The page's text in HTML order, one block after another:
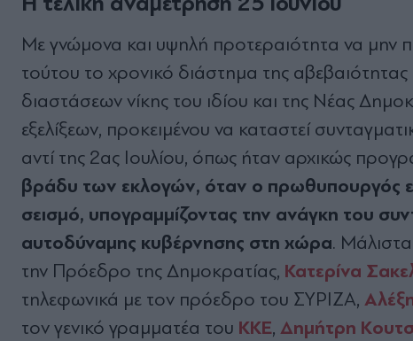
Με γνώμονα και υψηλή προτεραιότητα να μην
τούτου το χρονικό διάστημα της
διαστάσεων νίκης του ιδίου και της Νέας
εξελίξεων, προκειμένου να καταστεί
αντί της 2ας Ιουλίου, όπως ήταν αρχικώς
βράδυ των εκλογών, όταν ο πρωθυπουργός
σεισμό, υπογραμμίζοντας την ανάγκη του
αυτοδύναμης κυβέρνησης στη χώρα.
την Πρόεδρο της Δημοκρατίας, Κατερίνα
τηλεφωνικά με τον πρόεδρο του ΣΥΡΙΖΑ,
τον γενικό γραμματέα του ΚΚΕ, Δημήτρη